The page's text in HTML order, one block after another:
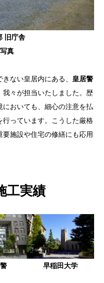
旧庁舎
真
ない皇居内にある、 皇居警
我々が担当いたしました。歴
においても、細心の注意を払
っています。こうした厳格
施設や住宅の修繕にも応用
工実績
早稲田大学